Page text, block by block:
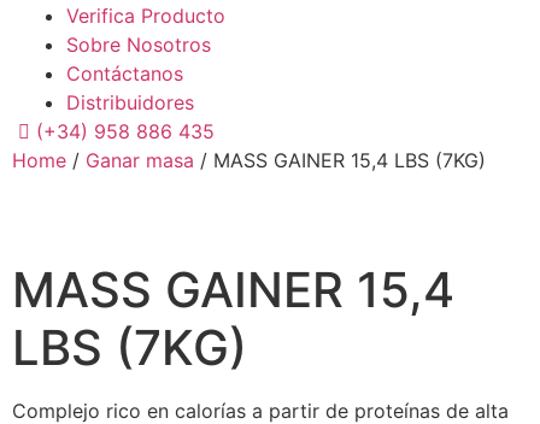
Verifica Producto
Sobre Nosotros
Contáctanos
Distribuidores
(+34) 958 886 435
Home / Ganar masa / MASS GAINER 15,4 LBS (7KG)
MASS GAINER 15,4
LBS (7KG)
Complejo rico en calorías a partir de proteínas de alta